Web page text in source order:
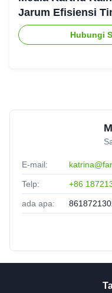
J
Jarum Efisiensi
Hubungi
E-mail:
Telp: +86
ada apa: